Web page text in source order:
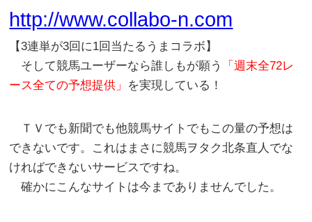
http://www.collabo-n.com
【3連単が3回に1回当たるうまコラボ】
そして競馬ユーザーなら誰しもが願う
「週末全72レ
ース全ての予想提供」 を実現している！
ＴＶでも新聞でも他競馬サイトでもこの量の予想は
できないです。これはまさに競馬ヲタク北条直人でな
ければできないサービスですね。
確かにこんなサイトは今までありませんでした。